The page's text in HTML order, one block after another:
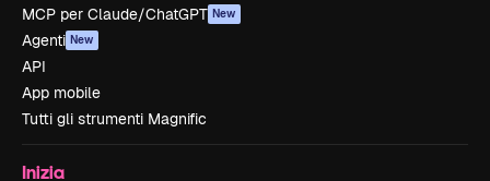
MCP per Claude/ChatGPT New
Agenti New
API
App mobile
Tutti gli strumenti Magnific
Inizia